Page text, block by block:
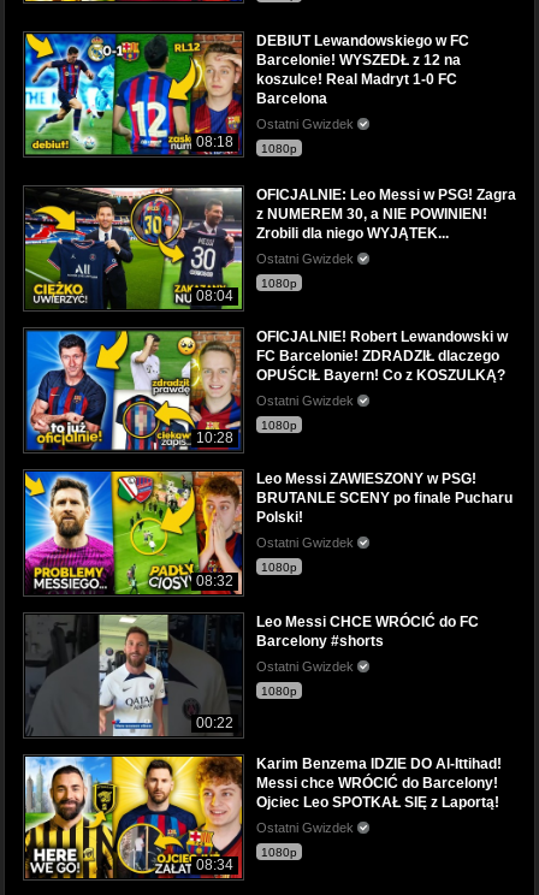
08:18
DEBIUT Lewandowskiego w FC
Barcelonie! WYSZEDŁ z 12 na
koszulce! Real Madryt 1-0 FC
Barcelona
Ostatni Gwizdek
1080p
08:04
OFICJALNIE: Leo Messi w PSG! Zagra
z NUMEREM 30, a NIE POWINIEN!
Zrobili dla niego WYJĄTEK...
Ostatni Gwizdek
1080p
10:28
OFICJALNIE! Robert Lewandowski w
FC Barcelonie! ZDRADZIŁ dlaczego
OPUŚCIŁ Bayern! Co z KOSZULKĄ?
Ostatni Gwizdek
1080p
08:32
Leo Messi ZAWIESZONY w PSG!
BRUTANLE SCENY po finale Pucharu
Polski!
Ostatni Gwizdek
1080p
00:22
Leo Messi CHCE WRÓCIĆ do FC
Barcelony #shorts
Ostatni Gwizdek
1080p
08:34
Karim Benzema IDZIE DO Al-Ittihad!
Messi chce WRÓCIĆ do Barcelony!
Ojciec Leo SPOTKAŁ SIĘ z Laportą!
Ostatni Gwizdek
1080p